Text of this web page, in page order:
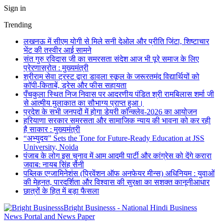
Sign in
Trending
लखनऊ में सीएम योगी से मिले सनी देओल और प्रीति जिंटा, शिष्टाचार
भेंट की तस्वीर आई सामने
संत गुरु रविदास जी का समरसता संदेश आज भी पूरे समाज के लिए
प्रेरणास्रोत : मुख्यमंत्री
श्रीराम सेवा ट्रस्ट द्वारा डावला स्कूल के जरूरतमंद विद्यार्थियों को
कॉपी-किताबें, ड्रेस और फीस सहायता
पँचकुला स्थित निज निवास पर आदरणीय पंडित श्री रामबिलास शर्मा जी
से आत्मीय मुलाकात का सौभाग्य प्राप्त हुआ।
प्रदेश के सभी जनपदों में होगा डेयरी कॉन्क्लेव-2026 का आयोजन
हरियाणा सरकार समरसता और सामाजिक न्याय की भावना को कर रही
है साकार : मुख्यमंत्री
“अभ्युदय” Sets the Tone for Future-Ready Education at JSS
University, Noida
पंजाब के लोग इस चुनाव में आम आदमी पार्टी और कांग्रेस को देंगे करारा
जवाब: नायब सिंह सैनी
पब्लिक एग्जामिनेशंस (प्रिवेंशन ऑफ अनफेयर मीन्स) अधिनियम : युवाओं
की मेहनत, पारदर्शिता और विश्वास की सुरक्षा का सशक्त कानूनीआधार
छात्रों के हित में बड़ा फैसला
Bright Businesss - National Hindi Business
News Portal and News Paper